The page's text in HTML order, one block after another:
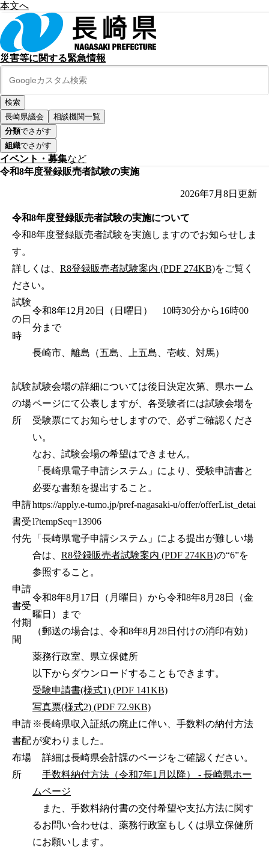
本文へ
災害等に関する緊急情報
長崎県議会
相談機関一覧
分類でさがす
組織でさがす
イベント・募集など
令和8年度登録販売者試験の実施
2026年7月8日 更新
令和8年度登録販売者試験の実施について
令和8年度登録販売者試験を実施しますのでお知らせしま
す。
詳しくは、 R8登録販売者試験案内 (PDF 274KB)をご覧く
ださい。
試験
の日
時
令和8年12月20日（日曜日） 10時30分から16時00
分まで
試験
の場
所
長崎市、離島（五島、上五島、壱岐、対馬）
試験会場の詳細については後日決定次第、県ホーム
ページにて公表しますが、各受験者には試験会場を
受験票にてお知らせしますので、必ずご確認くださ
い。
なお、試験会場の希望はできません。
申請
書受
付先
「長崎県電子申請システム」により、受験申請書と
必要な書類を提出すること。
https://apply.e-tumo.jp/pref-nagasaki-u/offer/offerList_detai
l?tempSeq=13906
「長崎県電子申請システム」による提出が難しい場
合は、 R8登録販売者試験案内 (PDF 274KB)の“6”を
参照すること。
申請
書受
付期
間
令和8年8月17日（月曜日）から令和8年8月28日（金
曜日）まで
（郵送の場合は、令和8年8月28日付けの消印有効）
申請
書配
布場
所
薬務行政室、県立保健所
以下からダウンロードすることもできます。
受験申請書(様式1) (PDF 141KB)
写真票(様式2) (PDF 72.9KB)
※長崎県収入証紙の廃止に伴い、手数料の納付方法
が変わりました。
詳細は長崎県会計課のページをご確認ください。
手数料納付方法（令和7年1月以降） - 長崎県ホー
ムページ
また、手数料納付書の交付希望や支払方法に関す
るお問い合わせは、薬務行政室もしくは県立保健所
にお願いします。